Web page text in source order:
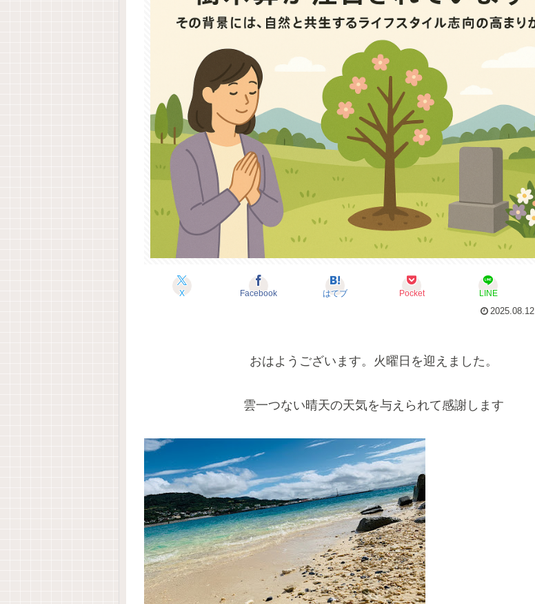
X Facebook はてブ Pocket LINE
2025.08.12
おはようございます。火曜日を迎えました。
雲一つない晴天の天気を与えられて感謝します